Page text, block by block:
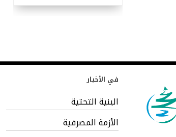
في الأخبار
البنية التحتية
الأزمة المصرفية